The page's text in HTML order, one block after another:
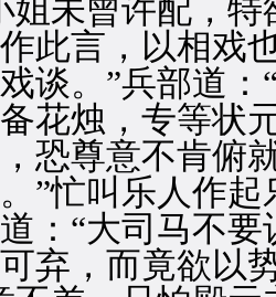
姐未曾许配，
此言，以相戏
谈。”兵部道
花烛，专等状
恐尊意不肯俯
”忙叫乐人作
：“大司马不
弃，而竟欲以